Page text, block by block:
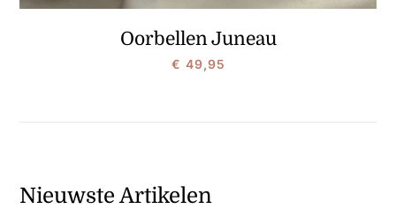
Oorbellen Juneau
€ 49,95
Nieuwste Artikelen